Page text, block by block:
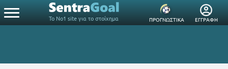
Το Νο1 site για το στοίχημα ΠΡΟΓΝΩΣΤΙΚΑ ΕΓΓΡΑΦΗ